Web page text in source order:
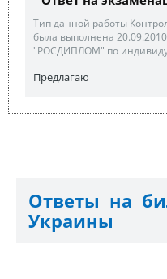
Тип данной работы
была выполнена
"РОСДИПЛОМ" по
Предлагаю
Ответы на
Украины